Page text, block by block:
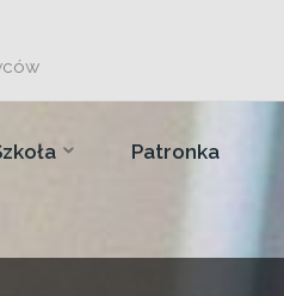
Patronka